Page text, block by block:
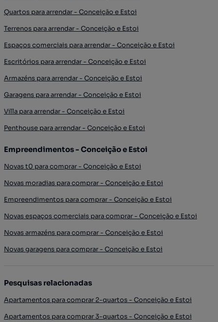
Quartos para arrendar - Conceição e Estoi
Terrenos para arrendar - Conceição e Estoi
Espaços comerciais para arrendar - Conceição e Estoi
Escritórios para arrendar - Conceição e Estoi
Armazéns para arrendar - Conceição e Estoi
Garagens para arrendar - Conceição e Estoi
Villa para arrendar - Conceição e Estoi
Penthouse para arrendar - Conceição e Estoi
Empreendimentos - Conceição e Estoi
Novas t0 para comprar - Conceição e Estoi
Novas moradias para comprar - Conceição e Estoi
Empreendimentos para comprar - Conceição e Estoi
Novas espaços comerciais para comprar - Conceição e Estoi
Novas armazéns para comprar - Conceição e Estoi
Novas garagens para comprar - Conceição e Estoi
Pesquisas relacionadas
Apartamentos para comprar 2-quartos - Conceição e Estoi
Apartamentos para comprar 3-quartos - Conceição e Estoi